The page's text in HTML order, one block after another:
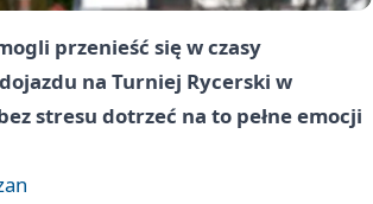
przenieść się w czasy
na Turniej Rycerski w
stresu dotrzeć na to pełne emocji